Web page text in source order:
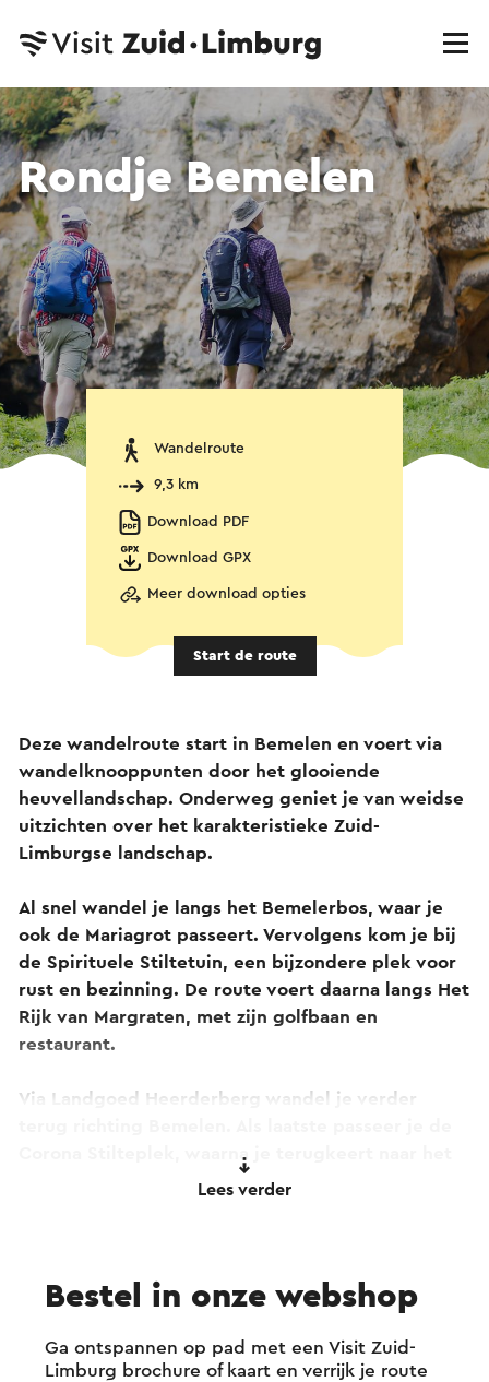
Rondje Bemelen
Wandelroute
9,3 km
Download PDF
Download GPX
Meer download opties
Start de route
Deze wandelroute start in Bemelen en voert via
wandelknooppunten door het glooiende
heuvellandschap. Onderweg geniet je van weidse
uitzichten over het karakteristieke Zuid-
Limburgse landschap.
Al snel wandel je langs het Bemelerbos, waar je
ook de Mariagrot passeert. Vervolgens kom je bij
de Spirituele Stiltetuin, een bijzondere plek voor
rust en bezinning. De route voert daarna langs Het
Rijk van Margraten, met zijn golfbaan en
restaurant.
Via Landgoed Heerderberg wandel je verder
Corona Stilteplek, waarna je terugkeert naar het
startpunt. Een afwisselende wandeling langs
Deze route is een van de 11 Camini’s!
Ben je toe aan een wandeling om even tot rust te
komen? Dan biedt deze wandelroute iets extra’s
voor jou! Deze route is namelijk ook een van de 11
Lees verder
Bestel in onze webshop
Ga ontspannen op pad met een Visit Zuid-
Limburg brochure of kaart en verrijk je route